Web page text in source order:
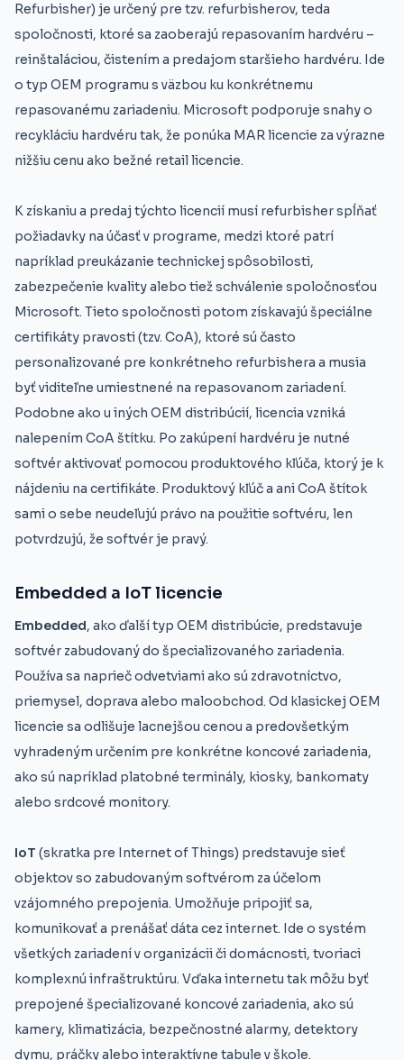
Refurbisher) je určený pre tzv. refurbisherov, teda
spoločnosti, ktoré sa zaoberajú repasovaním hardvéru –
reinštaláciou, čistením a predajom staršieho hardvéru. Ide
o typ OEM programu s väzbou ku konkrétnemu
repasovanému zariadeniu. Microsoft podporuje snahy o
recykláciu hardvéru tak, že ponúka MAR licencie za výrazne
nižšiu cenu ako bežné retail licencie.
K získaniu a predaj týchto licencií musí refurbisher spĺňať
požiadavky na účasť v programe, medzi ktoré patrí
napríklad preukázanie technickej spôsobilosti,
zabezpečenie kvality alebo tiež schválenie spoločnosťou
Microsoft. Tieto spoločnosti potom získavajú špeciálne
certifikáty pravosti (tzv. CoA), ktoré sú často
personalizované pre konkrétneho refurbishera a musia
byť viditeľne umiestnené na repasovanom zariadení.
Podobne ako u iných OEM distribúcií, licencia vzniká
nalepením CoA štítku. Po zakúpení hardvéru je nutné
softvér aktivovať pomocou produktového kľúča, ktorý je k
nájdeniu na certifikáte. Produktový kľúč a ani CoA štítok
sami o sebe neudeľujú právo na použitie softvéru, len
potvrdzujú, že softvér je pravý.
Embedded a IoT licencie
Embedded, ako ďalší typ OEM distribúcie, predstavuje
softvér zabudovaný do špecializovaného zariadenia.
Používa sa naprieč odvetviami ako sú zdravotníctvo,
priemysel, doprava alebo maloobchod. Od klasickej OEM
licencie sa odlišuje lacnejšou cenou a predovšetkým
vyhradeným určením pre konkrétne koncové zariadenia,
ako sú napríklad platobné terminály, kiosky, bankomaty
alebo srdcové monitory.
IoT (skratka pre Internet of Things) predstavuje sieť
objektov so zabudovaným softvérom za účelom
vzájomného prepojenia. Umožňuje pripojiť sa,
komunikovať a prenášať dáta cez internet. Ide o systém
všetkých zariadení v organizácii či domácnosti, tvoriaci
komplexnú infraštruktúru. Vďaka internetu tak môžu byť
prepojené špecializované koncové zariadenia, ako sú
kamery, klimatizácia, bezpečnostné alarmy, detektory
dymu, práčky alebo interaktívne tabule v škole.